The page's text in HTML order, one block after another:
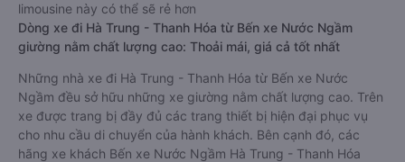
limousine này có thể sẽ rẻ hơn
Dòng xe đi Hà Trung - Thanh Hóa từ Bến xe Nước Ngầm
giường nằm chất lượng cao: Thoải mái, giá cả tốt nhất
Những nhà xe đi Hà Trung - Thanh Hóa từ Bến xe Nước
Ngầm đều sở hữu những xe giường nằm chất lượng cao. Trên
xe được trang bị đầy đủ các trang thiết bị hiện đại phục vụ
cho nhu cầu di chuyển của hành khách. Bên cạnh đó, các
hãng xe khách Bến xe Nước Ngầm Hà Trung - Thanh Hóa